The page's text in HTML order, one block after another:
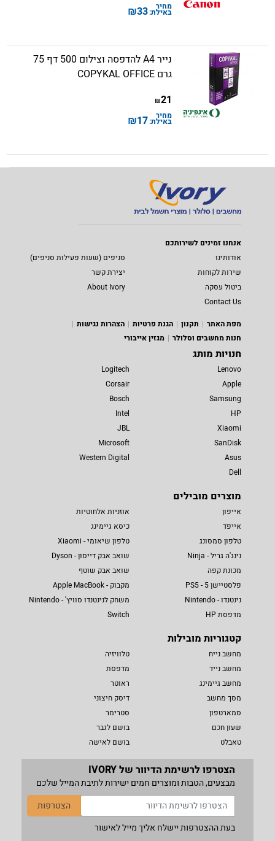
מחיר
באילת:33
₪
נייר A4 להדפסה וצילום 500 דף 75
גרם COPYKAL OFFICE
21
₪
מחיר
באילת:17
₪
אנחנו זמינים לשירותכם
אודותינו
סניפים (שעות פעילות סניפים)
שירות לקוחות
יצירת קשר
ביטול עסקה
About Ivory
Contact Us
מפת האתר
תקנון הגנת פרטיות
הצהרות נגישות
חנות מחשבים וסלולר
מגזין אייבורי
חנויות מותג
Lenovo
Apple
Samsung
HP
Xiaomi
SanDisk
Asus
Dell
Logitech
Corsair
Bosch
Intel
JBL
Microsoft
Western Digital
מוצרים מובילים
אייפון
אייפד
טלפון סמסונג
נינג'ה גריל - Ninja
מכונת קפה
פלסטיישן 5 - PS5
נינטנדו - Nintendo
מדפסת HP
אוזניות אלחוטיות
כיסא גיימינג
טלפון שיאומי - Xiaomi
שואב אבק דייסון - Dyson
שואב אבק שוטף
מקבוק - Apple MacBook
משחק לנינטנדו סוויץ' - Nintendo
Switch
קטגוריות מובילות
מחשב נייח
מחשב נייד
מחשב גיימינג
מסך מחשב
סמארטפון
שעון חכם
טאבלט
טלוויזיה
מדפסת
ראוטר
דיסק חיצוני
סטרימר
בושם לגבר
בושם לאישה
הצטרפו לרשימת הדיוור של IVORY
מבצעים, הטבות ומוצרים חמים ישירות לתיבת המייל שלכם
הצטרפות
בעת ההצטרפות יישלח אליך מייל לאישור